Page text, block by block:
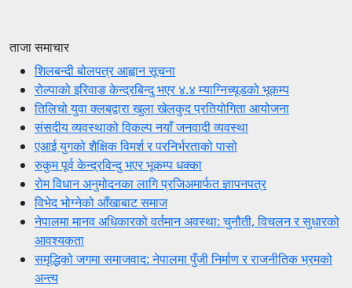
ताजा समाचार
शिलबन्दी बोलपत्र आह्वान सूचना
रोल्पाको इरिवाङ केन्द्रबिन्दु भएर ४.४ म्याग्निच्यूडको भूकम्प
तिलिचो युवा क्लबद्वारा खुला खेलकुद प्रतियोगिता आयोजना
संसदीय व्यवस्थाको विकल्प नयाँ जनवादी व्यवस्था
एआई युगको शैक्षिक विमर्श र परनिर्भरताको पासो
रुकुम पूर्व केन्द्रविन्दु भएर भूकम्प धक्का
रोम विधान अनुमोदनका लागि प्रजिअमार्फत ज्ञापनपत्र
विभेद भोग्नेको आँखाबाट समाज
नेपालमा मानव अधिकारको वर्तमान अवस्था: चुनौती, विचलन र सुधारको
आवश्यकता
समृद्धिको जगमा समाजवाद: नेपालमा पुँजी निर्माण र राजनीतिक भ्रमको
अन्त्य